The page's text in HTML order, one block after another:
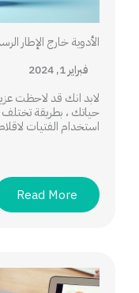
الأدوية خارج الإطار
فبراير 1, 2024
لابد انك قد لاحظت
حياتك ، بطريقة
استخدام الفتيات
Read More